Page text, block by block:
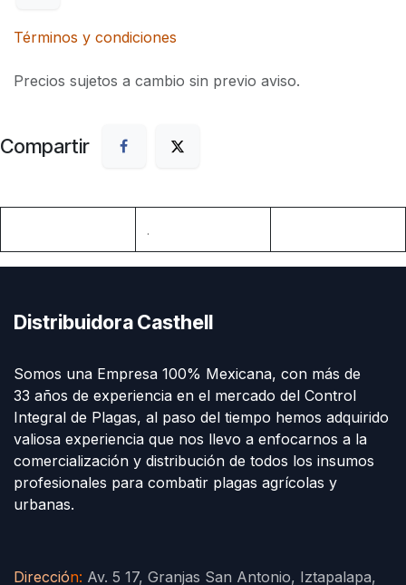
Términos y condiciones
Precios sujetos a cambio sin previo aviso.
Compartir
.
Distribuidora Casthell
Somos una Empresa 100% Mexicana, con más de
33 años de experiencia en el mercado del Control
Integral de Plagas, al paso del tiempo hemos adquirido
valiosa experiencia que nos llevo a enfocarnos a la
comercialización y distribución de todos los insumos
profesionales para combatir plagas agrícolas y
urbanas.
Dirección: Av. 5 17, Granjas San Antonio, Iztapalapa,